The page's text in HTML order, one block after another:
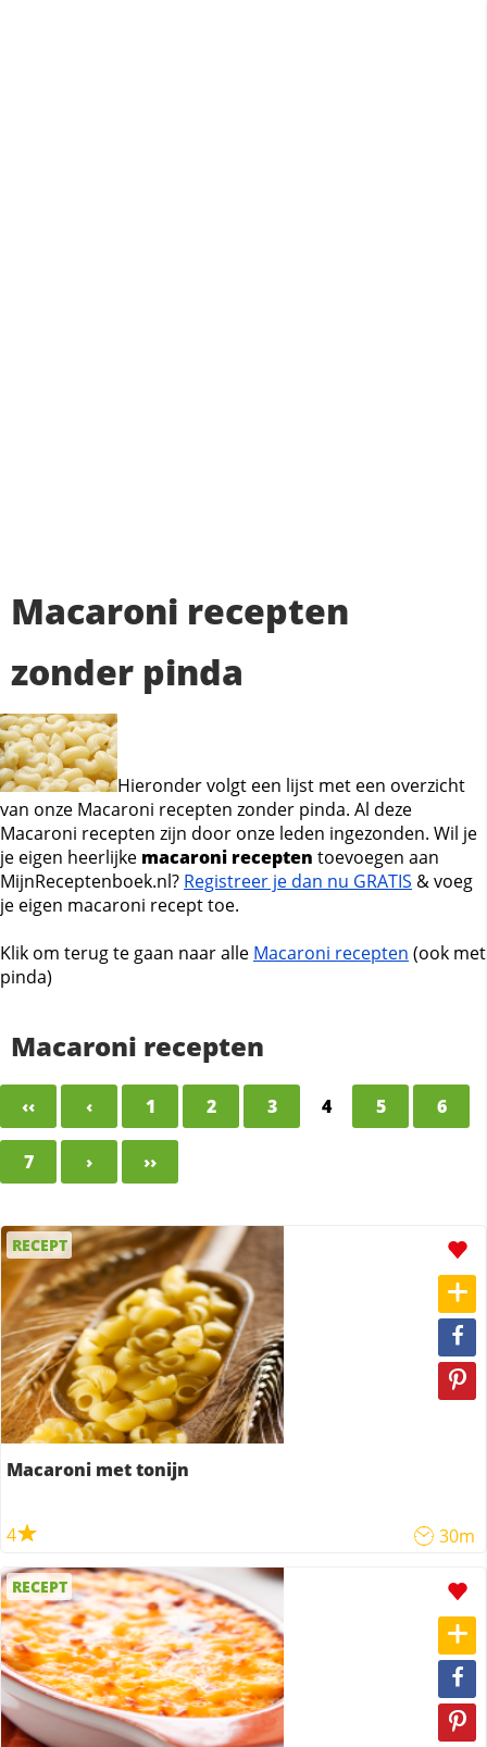
Macaroni recepten
zonder pinda
Hieronder volgt een lijst met een overzicht
van onze Macaroni recepten zonder pinda. Al deze
Macaroni recepten zijn door onze leden ingezonden. Wil je
je eigen heerlijke macaroni recepten toevoegen aan
MijnReceptenboek.nl? Registreer je dan nu GRATIS & voeg
je eigen macaroni recept toe.
Klik om terug te gaan naar alle Macaroni recepten (ook met
pinda)
Macaroni recepten
‹‹ ‹ 1 2 3 4 5 6
7 › ››
RECEPT
Macaroni met tonijn
4 30m
RECEPT